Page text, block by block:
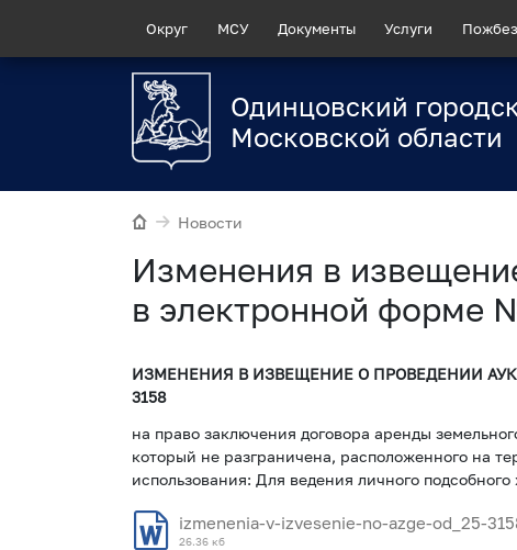
Округ МСУ Документы Услуги Пожбез
Одинцовский
Московской области
Новости
Изменения в
в электронной форме
ИЗМЕНЕНИЯ В ИЗВЕЩЕНИЕ О ПРОВЕДЕНИИ
3158
на право заключения договора аренды
который не разграничена, расположенного на
использования: Для ведения личного
izmenenia-v-izvesenie-no-azge-od_25-
26.36 кб